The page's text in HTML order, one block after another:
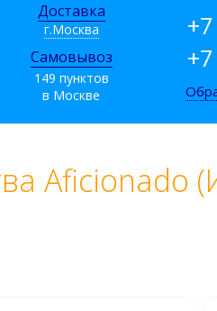
Доставка
г.Москва
Самовывоз
149 пунктов
в Москве
Aficionado